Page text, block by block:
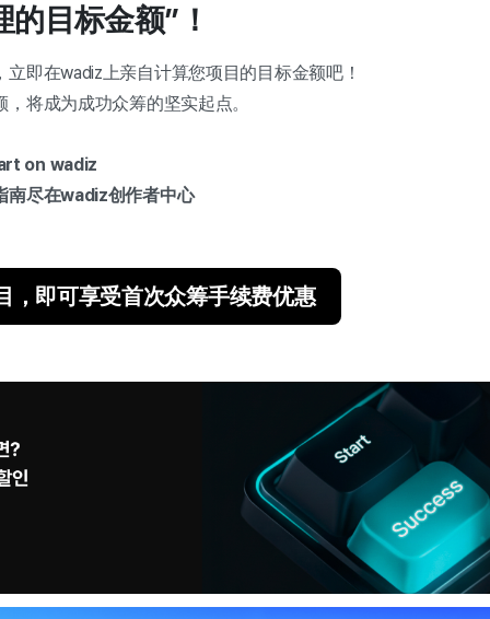
目标金额”！
即在wadiz上亲自计算您项目的目标金额吧！
将成为成功众筹的坚实起点。
on wadiz
南尽在wadiz创作者中心
，即可享受首次众筹手续费优惠